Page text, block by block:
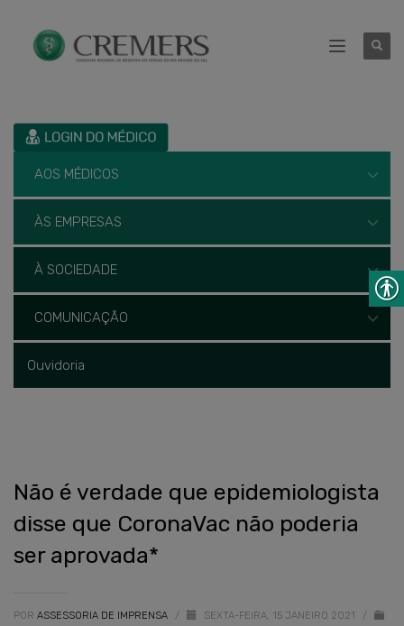
AOS MÉDICOS
ÀS EMPRESAS
À SOCIEDADE
COMUNICAÇÃO
Ouvidoria
Não é verdade que epidemiologista
disse que CoronaVac não poderia
ser aprovada*
POR ASSESSORIA DE IMPRENSA / SEXTA-FEIRA, 15 JANEIRO 2021 /